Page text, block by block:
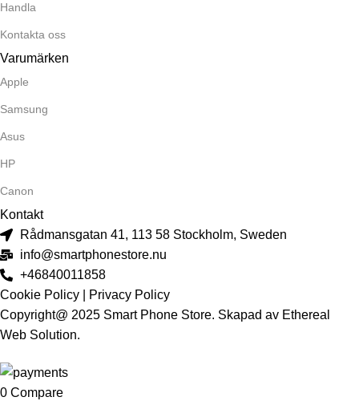
Handla
Kontakta oss
Varumärken
Apple
Samsung
Asus
HP
Canon
Kontakt
Rådmansgatan 41, 113 58 Stockholm, Sweden
info@smartphonestore.nu
+46840011858
Cookie Policy
Privacy Policy
Copyright@ 2025 Smart Phone Store. Skapad av Ethereal
Web Solution.
0 Compare